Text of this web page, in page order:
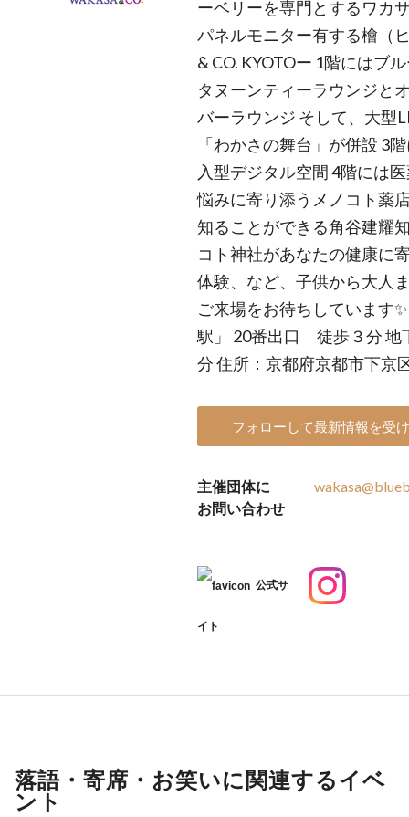
ーベリーを専門とするワカ
パネルモニター有する檜（
& CO. KYOTOー 1階にはブ
タヌーンティーラウンジと
バーラウンジ そして、大型
「わかさの舞台」が併設 3
入型デジタル空間 4階には
悩みに寄り添うメノコト薬
知ることができる角谷建耀
コト神社があなたの健康に
体験、など、子供から大人
ご来場をお待ちしています
駅」 20番出口 徒歩３分
分 住所：京都府京都市下京
フォローして最新情報を受
主催団体に
お問い合わせ
公式サ
イト
落語・寄席・お笑いに関連するイベ
ント